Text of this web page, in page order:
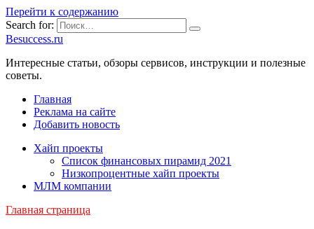
Перейти к содержанию
Search for:
Besuccess.ru
Интересные статьи, обзоры сервисов, инструкции и полезные
советы.
Главная
Реклама на сайте
Добавить новость
Хайп проекты
Список финансовых пирамид 2021
Низкопроцентные хайп проекты
МЛМ компании
Главная страница